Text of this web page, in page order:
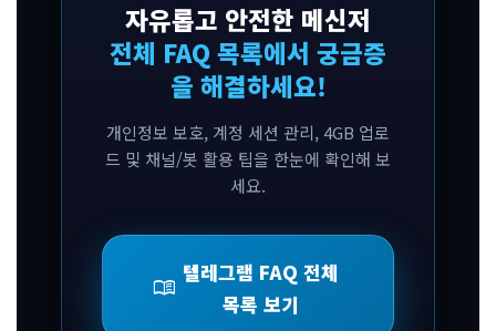
자유롭고 안전한 메신저
전체 FAQ 목록에서 궁금증
을 해결하세요!
개인정보 보호, 계정 세션 관리, 4GB 업로
드 및 채널/봇 활용 팁을 한눈에 확인해 보
세요.
menu_book
텔레그램 FAQ 전체
목록 보기